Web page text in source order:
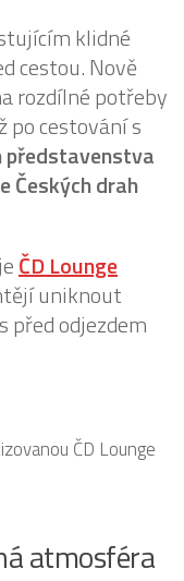
klidné
cestou. Nově
rozdílné potřeby
po cestování s
představenstva
Českých drah
jeČD Lounge
uniknout
před odjezdem
atmosféra